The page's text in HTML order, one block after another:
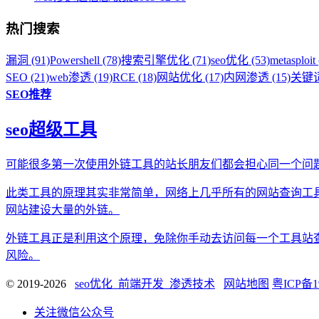
热门搜索
漏洞 (91)Powershell (78)搜索引擎优化 (71)seo优化 (53)metasploit
SEO (21)web渗透 (19)RCE (18)网站优化 (17)内网渗透 (15)关键
SEO推荐
seo超级工具
可能很多第一次使用外链工具的站长朋友们都会担心同一个
此类工具的原理其实非常简单，网络上几乎所有的网站查询
网站建设大量的外链。
外链工具正是利用这个原理，免除你手动去访问每一个工具
风险。
© 2019-2026 seo优化_前端开发_渗透技术 网站地图 粤ICP备
关注微信公众号